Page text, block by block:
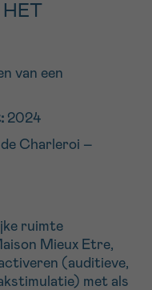
HET
van een
2024
Charleroi –
ruimte
Mieux Etre,
(auditieve,
met als